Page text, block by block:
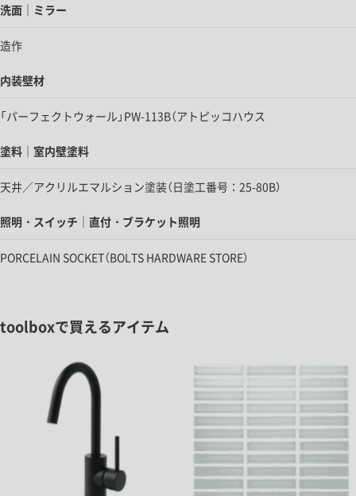
洗面｜ミラー
造作
内装壁材
「パーフェクトウォール」PW-113B（アトピッコハウス
塗料｜室内壁塗料
天井／アクリルエマルション塗装（日塗工番号：25-80B）
照明・スイッチ｜直付・ブラケット照明
PORCELAIN SOCKET（BOLTS HARDWARE STORE）
toolboxで買えるアイテム